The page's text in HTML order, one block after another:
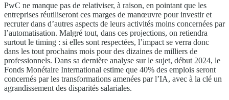
PwC ne manque pas de relativiser, à raison, en pointant que les
entreprises réutiliseront ces marges de manœuvre pour investir et
recruter dans d’autres aspects de leurs activités moins concernées par
l’automatisation. Malgré tout, dans ces projections, on retiendra
surtout le timing : si elles sont respectées, l’impact se verra donc
dans les tout prochains mois pour des dizaines de milliers de
professionnels. Dans sa dernière analyse sur le sujet, début 2024, le
Fonds Monétaire International estime que 40% des emplois seront
concernés par les transformations amenées par l’IA, avec à la clé un
agrandissement des disparités salariales.